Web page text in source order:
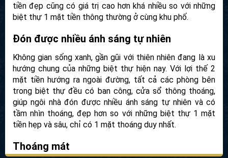
tiền đẹp cũng có giá trị cao hơn khá nhiều so với những
biệt thự 1 mặt tiền thông thường ở cùng khu phố.
Đón được nhiều ánh sáng tự nhiên
Không gian sống xanh, gần gũi với thiên nhiên đang là xu
hướng chung của những biệt thự hiện nay. Với lợi thế 2
mặt tiền hướng ra ngoài đường, tất cả các phòng bên
trong biệt thự đều có ban công, cửa sổ thông thoáng,
giúp ngôi nhà đón được nhiều ánh sáng tự nhiên và có
tầm nhìn thoáng, đẹp hơn so với những biệt thự 1 mặt
tiền hẹp và sâu, chỉ có 1 mặt thoáng duy nhất.
Thoáng mát